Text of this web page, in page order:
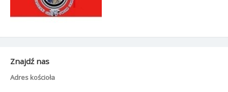
Znajdź nas
Adres kościoła